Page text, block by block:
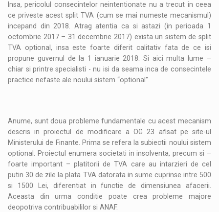
Insa, pericolul consecintelor neintentionate nu a trecut in ceea
ce priveste acest split TVA (cum se mai numeste mecanismul)
incepand din 2018. Atrag atentia ca si astazi (in perioada 1
octombrie 2017 – 31 decembrie 2017) exista un sistem de split
TVA optional, insa este foarte diferit calitativ fata de ce isi
propune guvernul de la 1 ianuarie 2018. Si aici multa lume –
chiar si printre specialisti - nu isi da seama inca de consecintele
practice nefaste ale noului sistem “optional”.
Anume, sunt doua probleme fundamentale cu acest mecanism
descris in proiectul de modificare a OG 23 afisat pe site-ul
Ministerului de Finante. Prima se refera la subiectii noului sistem
optional. Proiectul enumera societati in insolventa, precum si –
foarte important – platitorii de TVA care au intarzieri de cel
putin 30 de zile la plata TVA datorata in sume cuprinse intre 500
si 1500 Lei, diferentiat in functie de dimensiunea afacerii.
Aceasta din urma conditie poate crea probleme majore
deopotriva contribuabililor si ANAF.